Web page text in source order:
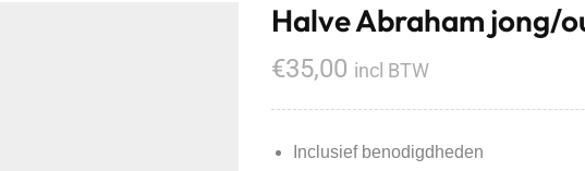
Halve Abraham jong/
€35,00 incl BTW
Inclusief benodigdheden